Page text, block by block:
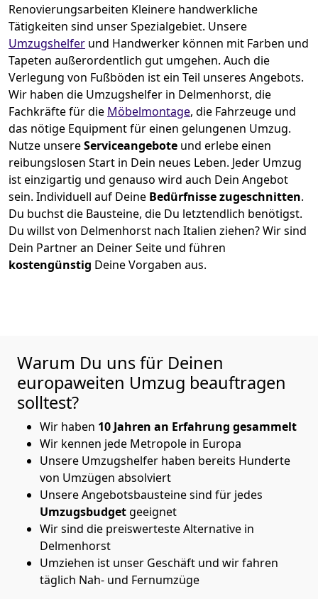
Renovierungsarbeiten Kleinere handwerkliche
Tätigkeiten sind unser Spezialgebiet. Unsere
Umzugshelfer und Handwerker können mit Farben und
Tapeten außerordentlich gut umgehen. Auch die
Verlegung von Fußböden ist ein Teil unseres Angebots.
Wir haben die Umzugshelfer in Delmenhorst, die
Fachkräfte für die Möbelmontage, die Fahrzeuge und
das nötige Equipment für einen gelungenen Umzug.
Nutze unsereServiceangebote und erlebe einen
reibungslosen Start in Dein neues Leben. Jeder Umzug
ist einzigartig und genauso wird auch Dein Angebot
sein. Individuell auf Deine Bedürfnisse zugeschnitten.
Du buchst die Bausteine, die Du letztendlich benötigst.
Du willst von Delmenhorst nach Italien ziehen? Wir sind
Dein Partner an Deiner Seite und führen
kostengünstig Deine Vorgaben aus.
Warum Du uns für Deinen
europaweiten Umzug beauftragen
solltest?
Wir haben 10 Jahren an Erfahrung gesammelt
Wir kennen jede Metropole in Europa
Unsere Umzugshelfer haben bereits Hunderte
von Umzügen absolviert
Unsere Angebotsbausteine sind für jedes
Umzugsbudgetgeeignet
Wir sind die preiswerteste Alternative in
Delmenhorst
Umziehen ist unser Geschäft und wir fahren
täglich Nah- und Fernumzüge